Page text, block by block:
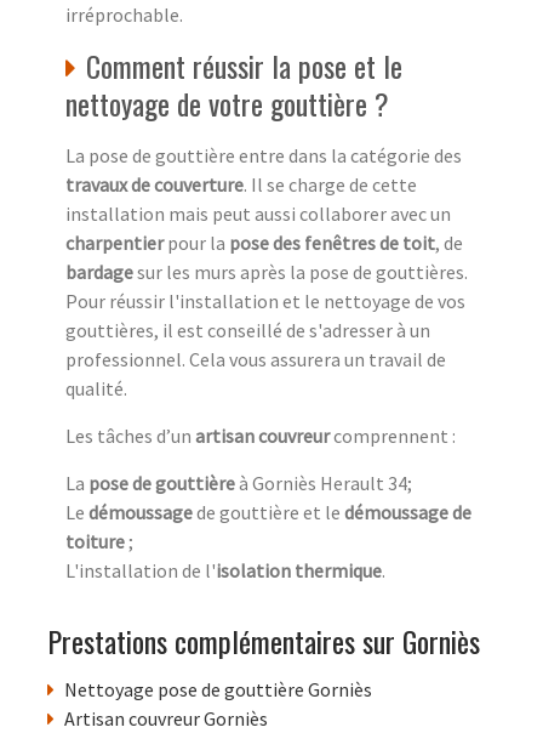
irréprochable.
Comment réussir la pose et le
nettoyage de votre gouttière ?
La pose de gouttière entre dans la catégorie des
travaux de couverture. Il se charge de cette
installation mais peut aussi collaborer avec un
charpentierpour la pose des fenêtres de toit, de
bardagesur les murs après la pose de gouttières.
Pour réussir l'installation et le nettoyage de vos
gouttières, il est conseillé de s'adresser à un
professionnel. Cela vous assurera un travail de
qualité.
Les tâches d’un artisan couvreurcomprennent :
La pose de gouttièreà Gorniès Herault 34;
Le démoussagede gouttière et le démoussage de
toiture;
L'installation de l'isolation thermique.
Prestations complémentaires sur Gorniès
Nettoyage pose de gouttière Gorniès
Artisan couvreur Gorniès